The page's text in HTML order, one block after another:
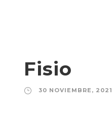
Fisio
30 NOVIEMBRE, 2021